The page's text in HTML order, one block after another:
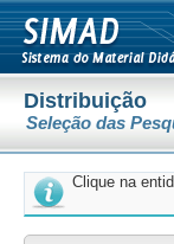
Distribuição
Seleção das
Clique na